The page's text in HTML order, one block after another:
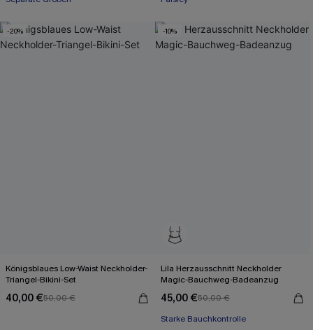
-20%
Königsblaues Low-Waist Neckholder-
Triangel-Bikini-Set
40,00 €50,00 €
-10%
Lila Herzausschnitt Neckholder
Magic-Bauchweg-Badeanzug
45,00 €50,00 €
Starke Bauchkontrolle